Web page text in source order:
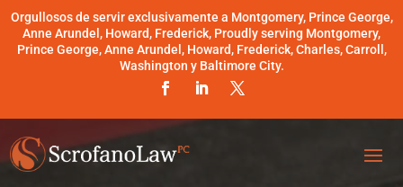
Orgullosos de servir exclusivamente a Montgomery, Prince George,
Anne Arundel, Howard, Frederick, Proudly serving Montgomery,
Prince George, Anne Arundel, Howard, Frederick, Charles, Carroll,
Washington y Baltimore City.